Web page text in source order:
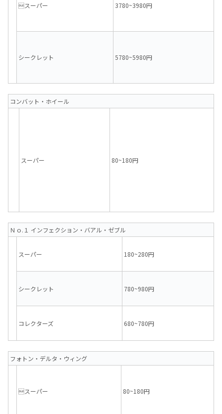
スーパー 3780~3980円
シークレット 5780~5980円
コンバット・ホイール
スーパー 80~180円
Ｎｏ.１ インフェクション・バアル・ゼブル
スーパー 180~280円
シークレット 780~980円
コレクターズ 680~780円
フォトン・デルタ・ウィング
スーパー 80~180円